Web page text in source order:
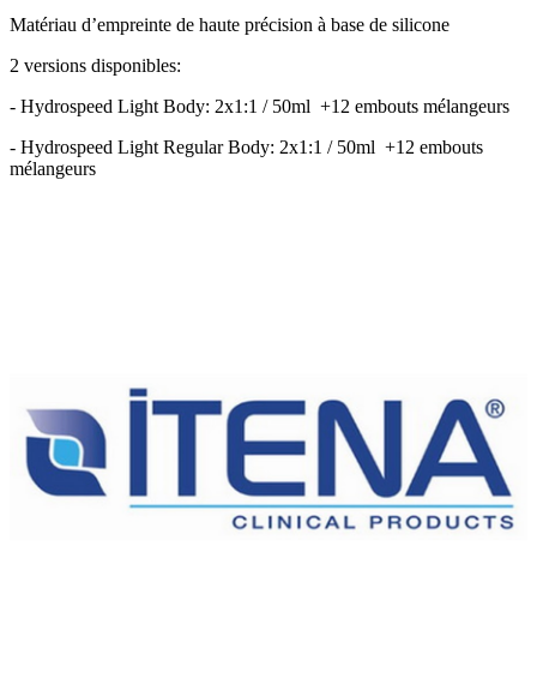
Matériau d’empreinte de haute précision à base de silicone
2 versions disponibles:
- Hydrospeed Light Body: 2x1:1 / 50ml +12 embouts mélangeurs
- Hydrospeed Light Regular Body: 2x1:1 / 50ml +12 embouts
mélangeurs